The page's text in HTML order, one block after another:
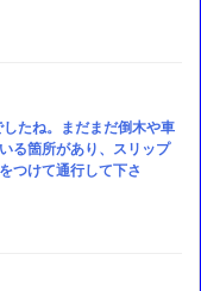
たね。まだまだ倒木や車
る箇所があり、スリップ
つけて通行して下さ